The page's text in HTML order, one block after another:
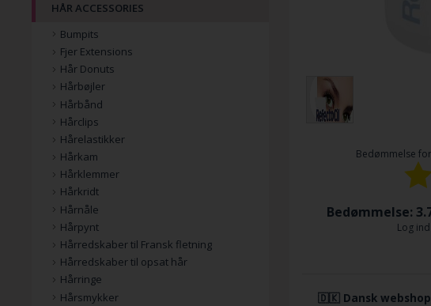
Bedømmelse for
Bedømmelse:
Log
🇩🇰 Dansk
HÅR ACCESSORIES
Bumpits
Fjer Extensions
Hår Donuts
Hårbøjler
Hårbånd
Hårclips
Hårelastikker
Hårkam
Hårklemmer
Hårkridt
Hårnåle
Hårpynt
Hårredskaber til Fransk fletning
Hårredskaber til opsat hår
Hårringe
Hårsmykker